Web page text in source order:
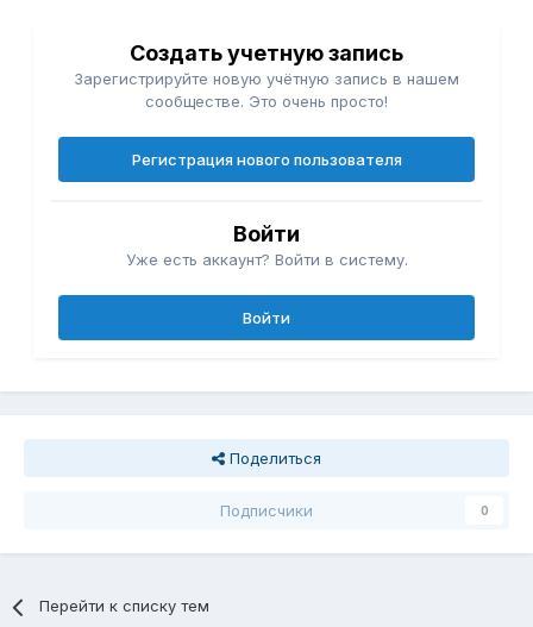
Создать учетную запись
Зарегистрируйте новую учётную запись в нашем
сообществе. Это очень просто!
Регистрация нового пользователя
Войти
Уже есть аккаунт? Войти в систему.
Войти
Поделиться
Подписчики 0
Перейти к списку тем